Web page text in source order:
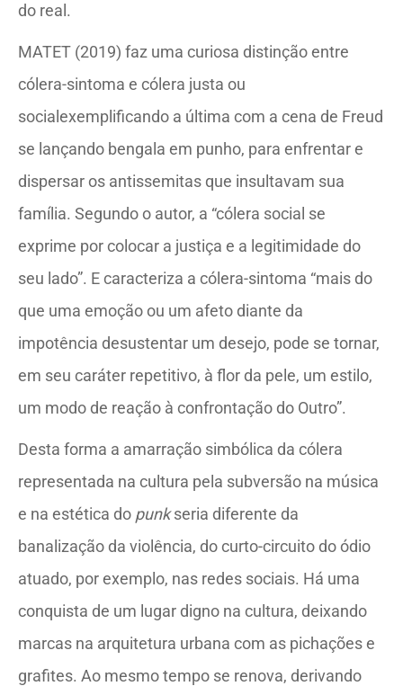
do real.
MATET (2019) faz uma curiosa distinção entre
cólera-sintoma e cólera justa ou
socialexemplificando a última com a cena de Freud
se lançando bengala em punho, para enfrentar e
dispersar os antissemitas que insultavam sua
família. Segundo o autor, a “cólera social se
exprime por colocar a justiça e a legitimidade do
seu lado”. E caracteriza a cólera-sintoma “mais do
que uma emoção ou um afeto diante da
impotência desustentar um desejo, pode se tornar,
em seu caráter repetitivo, à flor da pele, um estilo,
um modo de reação à confrontação do Outro”.
Desta forma a amarração simbólica da cólera
representada na cultura pela subversão na música
e na estética do punkseria diferente da
banalização da violência, do curto-circuito do ódio
atuado, por exemplo, nas redes sociais. Há uma
conquista de um lugar digno na cultura, deixando
marcas na arquitetura urbana com as pichações e
grafites. Ao mesmo tempo se renova, derivando